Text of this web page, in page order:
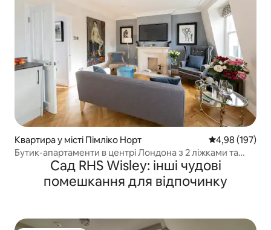
Квартира у місті Пімліко Норт Середня
4,98 (197)
Бутик-апартаменти в центрі Лондона з 2 ліжками та
кондиціонеромСад RHS Wisley: інші чудові
помешкання для відпочинку